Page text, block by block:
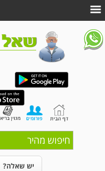
חיפוש מהיר
יש שאלה?